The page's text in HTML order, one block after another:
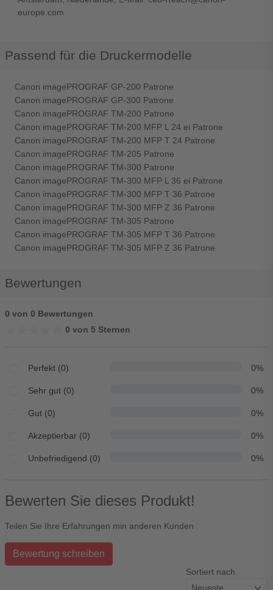
europe.com
Passend für die Druckermodelle
Canon imagePROGRAF GP-200 Patrone
Canon imagePROGRAF GP-300 Patrone
Canon imagePROGRAF TM-200 Patrone
Canon imagePROGRAF TM-200 MFP L 24 ei Patrone
Canon imagePROGRAF TM-200 MFP T 24 Patrone
Canon imagePROGRAF TM-205 Patrone
Canon imagePROGRAF TM-300 Patrone
Canon imagePROGRAF TM-300 MFP L 36 ei Patrone
Canon imagePROGRAF TM-300 MFP T 36 Patrone
Canon imagePROGRAF TM-300 MFP Z 36 Patrone
Canon imagePROGRAF TM-305 Patrone
Canon imagePROGRAF TM-305 MFP T 36 Patrone
Canon imagePROGRAF TM-305 MFP Z 36 Patrone
Bewertungen
0 von 0 Bewertungen
0 von 5 Sternen
Perfekt (0) 0%
Sehr gut (0) 0%
Gut (0) 0%
Akzeptierbar (0) 0%
Unbefriedigend (0) 0%
Bewerten Sie dieses Produkt!
Teilen Sie Ihre Erfahrungen min anderen Kunden
Bewertung schreiben
Sortiert nach